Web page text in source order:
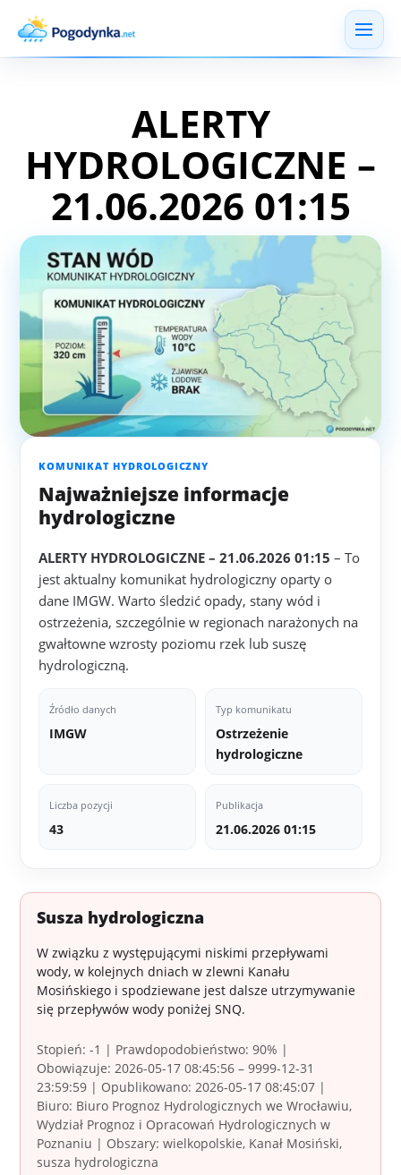
ALERTY
HYDROLOGICZNE –
21.06.2026 01:15
KOMUNIKAT HYDROLOGICZNY
Najważniejsze informacje
hydrologiczne
ALERTY HYDROLOGICZNE – 21.06.2026 01:15 – To
jest aktualny komunikat hydrologiczny oparty o
dane IMGW. Warto śledzić opady, stany wód i
ostrzeżenia, szczególnie w regionach narażonych na
gwałtowne wzrosty poziomu rzek lub suszę
hydrologiczną.
Źródło danych
IMGW
Typ komunikatu
Ostrzeżenie
hydrologiczne
Liczba pozycji
43
Publikacja
21.06.2026 01:15
Susza hydrologiczna
W związku z występującymi niskimi przepływami
wody, w kolejnych dniach w zlewni Kanału
Mosińskiego i spodziewane jest dalsze utrzymywanie
się przepływów wody poniżej SNQ.
Stopień: -1 | Prawdopodobieństwo: 90% |
Obowiązuje: 2026-05-17 08:45:56 – 9999-12-31
23:59:59 | Opublikowano: 2026-05-17 08:45:07 |
Biuro: Biuro Prognoz Hydrologicznych we Wrocławiu,
Wydział Prognoz i Opracowań Hydrologicznych w
Poznaniu | Obszary: wielkopolskie, Kanał Mosiński,
susza hydrologiczna